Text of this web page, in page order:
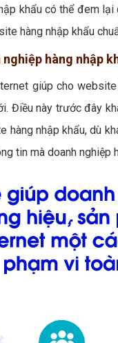
khẩu có thể đem
hàng nhập khẩu
hàng nhập
giúp cho
Điều này trước đây
hàng nhập khẩu, dù
tin mà doanh nghiệp